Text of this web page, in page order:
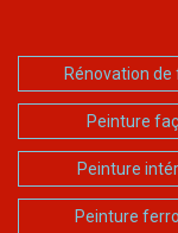
Rénovation
Peinture
Peinture
Peinture